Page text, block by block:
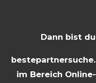
Dann bist
im Bereich